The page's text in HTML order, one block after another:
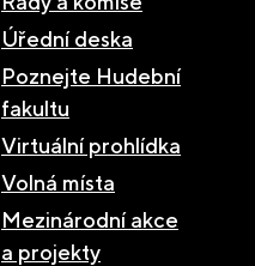
Úřední deska
Poznejte Hudební
fakultu
Virtuální prohlídka
Volná místa
Mezinárodní akce
a projekty